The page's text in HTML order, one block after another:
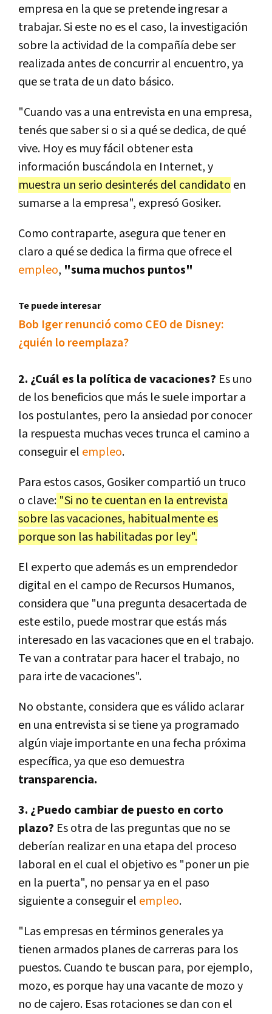
empresa en la que se pretende ingresar a
trabajar. Si este no es el caso, la investigación
sobre la actividad de la compañía debe ser
realizada antes de concurrir al encuentro, ya
que se trata de un dato básico.
"Cuando vas a una entrevista en una empresa,
tenés que saber si o si a qué se dedica, de qué
vive. Hoy es muy fácil obtener esta
información buscándola en Internet, y
muestra un serio desinterés del candidato en
sumarse a la empresa", expresó Gosiker.
Como contraparte, asegura que tener en
claro a qué se dedica la firma que ofrece el
empleo, "suma muchos puntos"
Te puede interesar
Bob Iger renunció como CEO de Disney:
¿quién lo reemplaza?
2. ¿Cuál es la política de vacaciones? Es uno
de los beneficios que más le suele importar a
los postulantes, pero la ansiedad por conocer
la respuesta muchas veces trunca el camino a
conseguir el empleo.
Para estos casos, Gosiker compartió un truco
o clave: "Si no te cuentan en la entrevista
sobre las vacaciones, habitualmente es
porque son las habilitadas por ley".
El experto que además es un emprendedor
digital en el campo de Recursos Humanos,
considera que "una pregunta desacertada de
este estilo, puede mostrar que estás más
interesado en las vacaciones que en el trabajo.
Te van a contratar para hacer el trabajo, no
para irte de vacaciones".
No obstante, considera que es válido aclarar
en una entrevista si se tiene ya programado
algún viaje importante en una fecha próxima
específica, ya que eso demuestra
transparencia.
3. ¿Puedo cambiar de puesto en corto
plazo? Es otra de las preguntas que no se
deberían realizar en una etapa del proceso
laboral en el cual el objetivo es "poner un pie
en la puerta", no pensar ya en el paso
siguiente a conseguir el empleo.
"Las empresas en términos generales ya
tienen armados planes de carreras para los
puestos. Cuando te buscan para, por ejemplo,
mozo, es porque hay una vacante de mozo y
no de cajero. Esas rotaciones se dan con el